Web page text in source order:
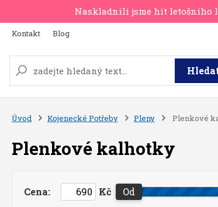
Naskladnili jsme hit letošního
Kontakt Blog
Úvod Kojenecké Potřeby Pleny Plenkové
Plenkové kalhotky
Cena: Kč Od